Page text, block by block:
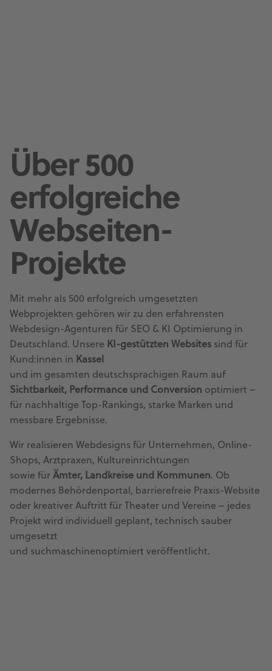
Über 500
erfolgreiche
Webseiten-
Projekte
Mit mehr als 500 erfolgreich umgesetzten
Webprojekten gehören wir zu den erfahrensten
Webdesign-Agenturen für SEO & KI Optimierung in
Deutschland. Unsere KI-gestützten Websites sind für
Kund:innen in Kassel
und im gesamten deutschsprachigen Raum auf
Sichtbarkeit, Performance und Conversion optimiert –
für nachhaltige Top-Rankings, starke Marken und
messbare Ergebnisse.
Wir realisieren Webdesigns für Unternehmen, Online-
Shops, Arztpraxen, Kultureinrichtungen
sowie für Ämter, Landkreise und Kommunen. Ob
modernes Behördenportal, barrierefreie Praxis-Website
oder kreativer Auftritt für Theater und Vereine – jedes
Projekt wird individuell geplant, technisch sauber
umgesetzt
und suchmaschinenoptimiert veröffentlicht.